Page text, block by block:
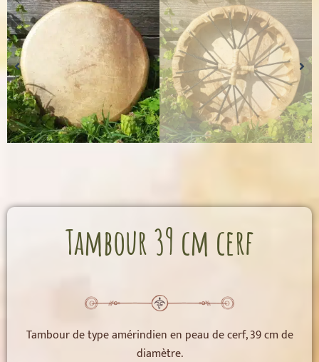
Tambour 39 cm cerf
Tambour de type amérindien en peau de cerf, 39 cm de
diamètre.